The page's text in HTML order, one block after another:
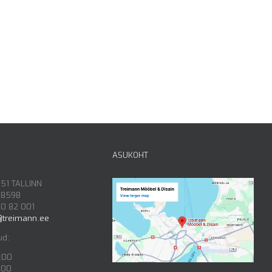
TALLINN
82 001
ASUKOHT